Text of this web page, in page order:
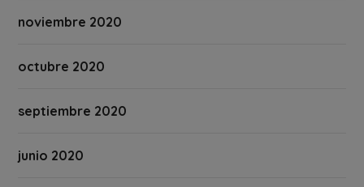
noviembre 2020
octubre 2020
septiembre 2020
junio 2020